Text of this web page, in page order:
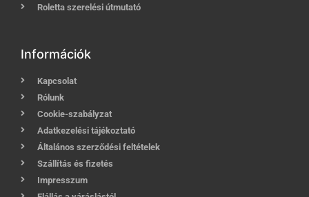
Roletta szerelési útmutató
Információk
Kapcsolat
Rólunk
Cookie-szabályzat
Adatkezelési tájékoztató
Általános szerződési feltételek
Szállítás és fizetés
Impresszum